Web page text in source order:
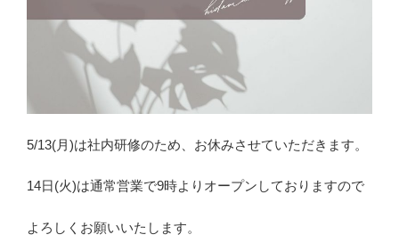
5/13(月)は社内研修のため、お休みさせていただきます。
14日(火)は通常営業で9時よりオープンしておりますので
よろしくお願いいたします。